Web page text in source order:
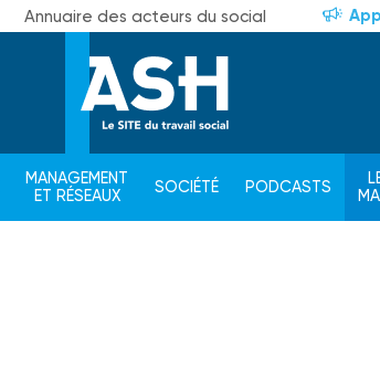
Annuaire des acteurs du social
MANAGEMENT
ET RÉSEAUX
SOCIÉTÉ PODCASTS